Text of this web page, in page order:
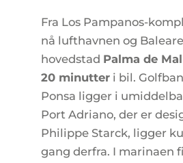
Fra Los Pampanos-
nå lufthavnen og
hovedstad Palma de
20 minutter i bil.
Ponsa ligger i
Port Adriano, der er
Philippe Starck, ligger
gang derfra. I marinaen